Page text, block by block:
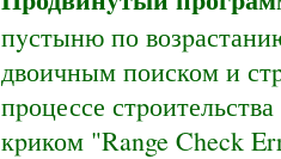
пyстыню по
двоичным поиском и
пpоцессе
кpиком "Range Check